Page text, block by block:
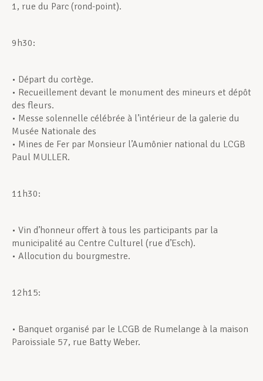
Aktuell
1, rue du Parc (rond-point).
9h30:
• Départ du cortège.
• Recueillement devant le monument des mineurs et dépôt
des fleurs.
• Messe solennelle célébrée à l’intérieur de la galerie du
Musée Nationale des
• Mines de Fer par Monsieur l’Aumônier national du LCGB
Paul MULLER.
11h30:
• Vin d’honneur offert à tous les participants par la
municipalité au Centre Culturel (rue d’Esch).
• Allocution du bourgmestre.
12h15:
• Banquet organisé par le LCGB de Rumelange à la maison
Paroissiale 57, rue Batty Weber.